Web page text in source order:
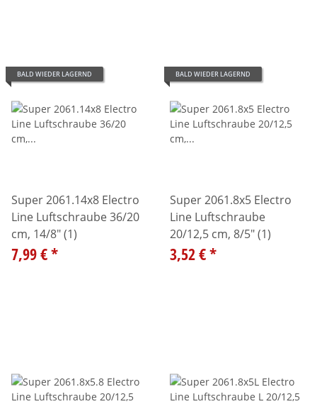
BALD WIEDER LAGERND
Super 2061.14x8 Electro
Line Luftschraube 36/20
cm, 14/8" (1)
7,99 €*
BALD WIEDER LAGERND
Super 2061.8x5 Electro
Line Luftschraube
20/12,5 cm, 8/5" (1)
3,52 €*